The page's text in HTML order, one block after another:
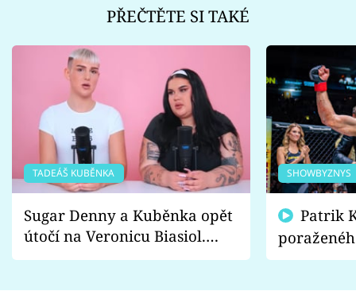
PŘEČTĚTE SI TAKÉ
TADEÁŠ KUBĚNKA
Sugar Denny a Kuběnka opět
útočí na Veronicu Biasiol.
Proč je podle nich falešná a
SHOWBYZNYS
fanoušci